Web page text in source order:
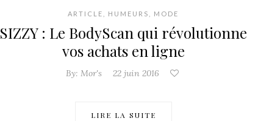
ARTICLE HUMEURS MODE
SIZZY : Le BodyScan qui révolutionne
vos achats en ligne
By: Mor's 22 juin 2016
LIRE LA SUITE